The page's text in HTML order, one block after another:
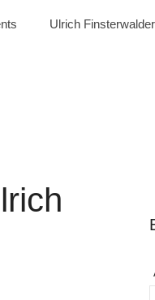
Ulrich Finsterwalder